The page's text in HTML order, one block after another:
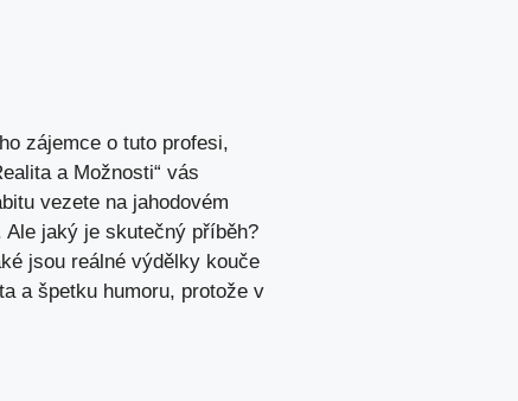
zájemce o tuto profesi,
a Možnosti“ vás
vezete na jahodovém
jaký je skutečný příběh?
jsou ‍reálné výdělky kouče
a špetku humoru, protože v